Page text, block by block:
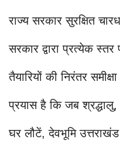
राज्य सरकार सुरक्षित
सरकार द्वारा प्रत्येक स्तर
तैयारियों की निरंतर
प्रयास है कि जब
घर लौटें, देवभूमि